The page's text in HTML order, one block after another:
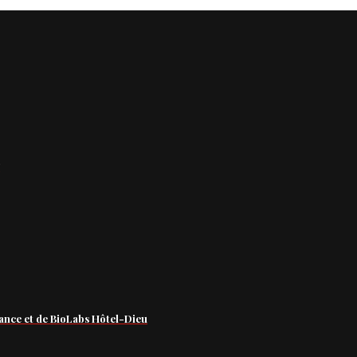
et de BioLabs Hôtel-Dieu